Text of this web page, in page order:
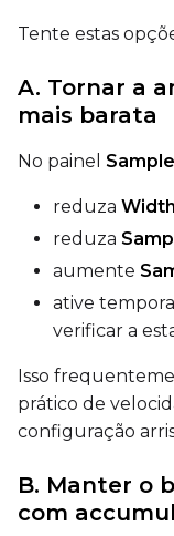
Tente estas
A. Tornar a
mais barata
No painel Sample
reduza
reduza
aumente
ative
verificar a
Isso
prático de
configuração
B. Manter o
com